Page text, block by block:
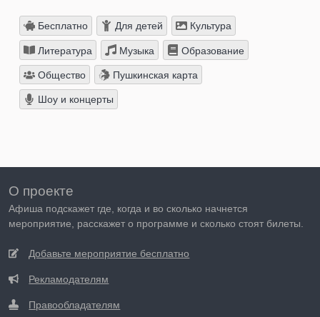
Бесплатно Для детей Культура
Литература Музыка Образование
Общество Пушкинская карта
Шоу и концерты
О проекте
Афиша подскажет где, когда и во сколько начнется
мероприятие, расскажет о программе и сколько стоят билеты.
Добавьте мероприятие бесплатно
Рекламодателям
Правообладателям